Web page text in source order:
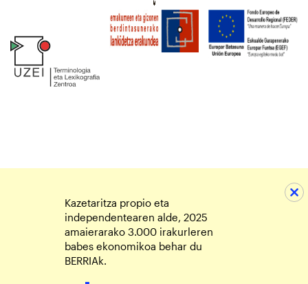
Kazetaritza propio eta
independentearen alde, 2025
amaierarako 3.000 irakurleren
babes ekonomikoa behar du
BERRIAk.